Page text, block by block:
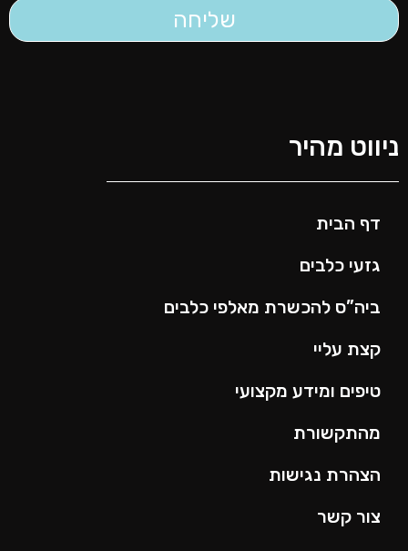
שליחה
מהיר
דף הבית
גזעי כלבים
ביה”ס להכשרת מאלפי כלבים
קצת עליי
טיפים ומידע מקצועי
מהתקשורת
הצהרת נגישות
צור קשר